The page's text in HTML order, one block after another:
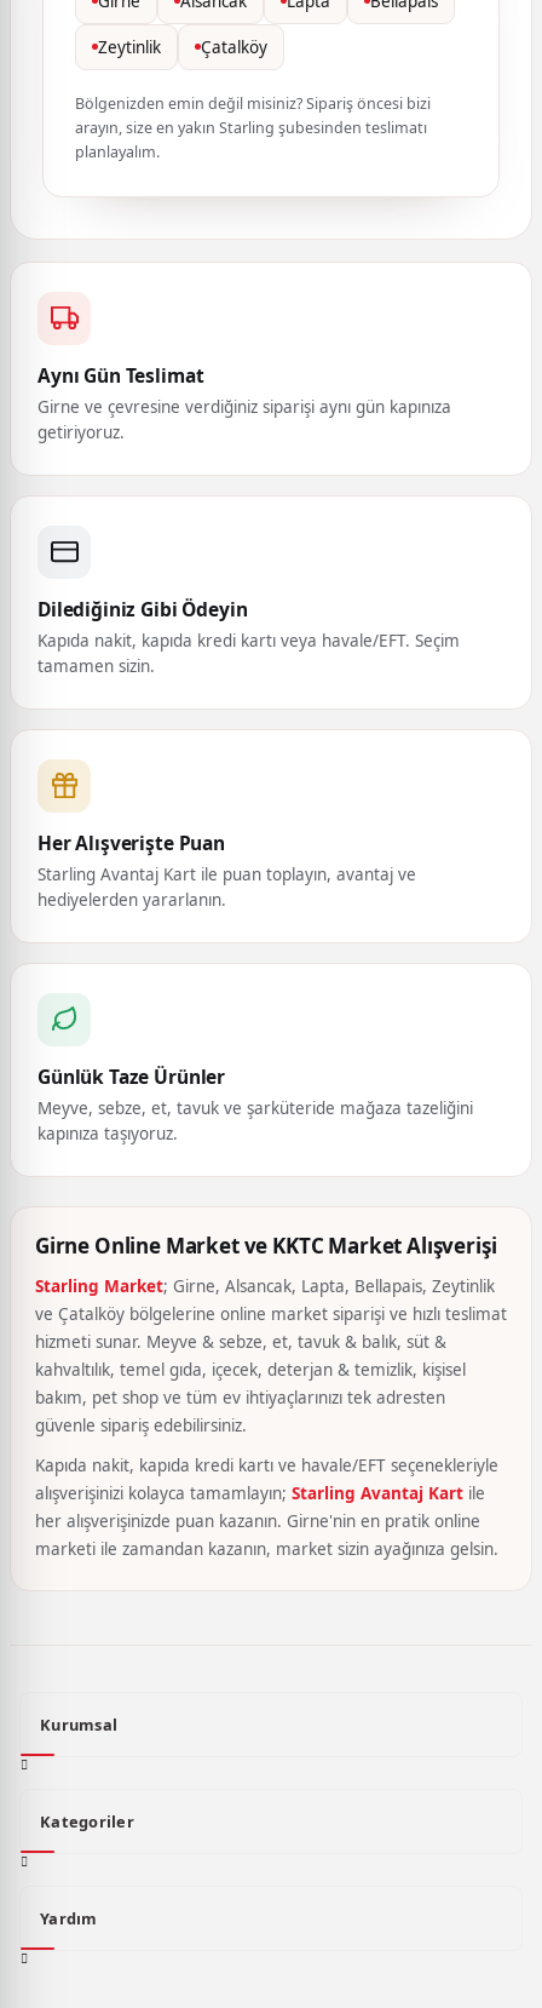
Zeytinlik Çatalköy
Bölgenizden emin değil misiniz? Sipariş öncesi bizi
arayın, size en yakın Starling şubesinden teslimatı
planlayalım.
Aynı Gün Teslimat
Girne ve çevresine verdiğiniz siparişi aynı gün kapınıza
getiriyoruz.
Dilediğiniz Gibi Ödeyin
Kapıda nakit, kapıda kredi kartı veya havale/EFT. Seçim
tamamen sizin.
Her Alışverişte Puan
Starling Avantaj Kart ile puan toplayın, avantaj ve
hediyelerden yararlanın.
Günlük Taze Ürünler
Meyve, sebze, et, tavuk ve şarküteride mağaza tazeliğini
kapınıza taşıyoruz.
Girne Online Market ve KKTC Market Alışverişi
Starling Market; Girne, Alsancak, Lapta, Bellapais, Zeytinlik
ve Çatalköy bölgelerine online market siparişi ve hızlı teslimat
hizmeti sunar. Meyve & sebze, et, tavuk & balık, süt &
kahvaltılık, temel gıda, içecek, deterjan & temizlik, kişisel
bakım, pet shop ve tüm ev ihtiyaçlarınızı tek adresten
güvenle sipariş edebilirsiniz.
Kapıda nakit, kapıda kredi kartı ve havale/EFT seçenekleriyle
alışverişinizi kolayca tamamlayın; Starling Avantaj Kart ile
her alışverişinizde puan kazanın. Girne'nin en pratik online
marketi ile zamandan kazanın, market sizin ayağınıza gelsin.
Kurumsal
Kategoriler
Yardım